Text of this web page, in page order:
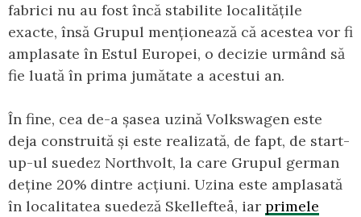
fabrici nu au fost încă stabilite localitățile
exacte, însă Grupul menționează că acestea vor fi
amplasate în Estul Europei, o decizie urmând să
fie luată în prima jumătate a acestui an.
În fine, cea de-a șasea uzină Volkswagen este
deja construită și este realizată, de fapt, de start-
up-ul suedez Northvolt, la care Grupul german
deține 20% dintre acțiuni. Uzina este amplasată
în localitatea suedeză Skellefteå, iar primele